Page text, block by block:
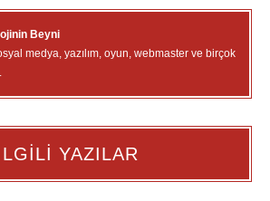
Beyni
medya, yazılım, oyun, webmaster ve birçok
YAZILAR